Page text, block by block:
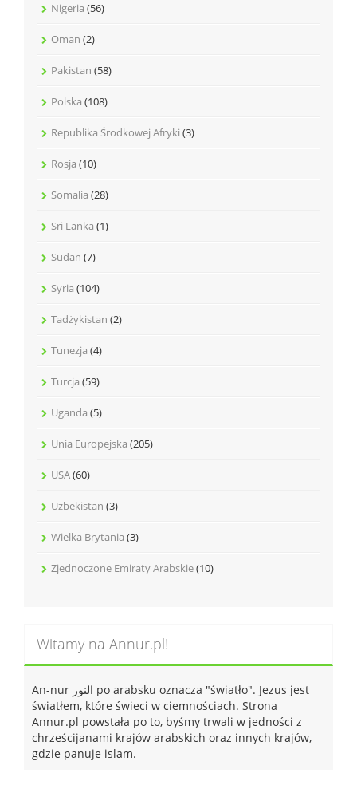
Nigeria (56)
Oman (2)
Pakistan (58)
Polska (108)
Republika Środkowej Afryki (3)
Rosja (10)
Somalia (28)
Sri Lanka (1)
Sudan (7)
Syria (104)
Tadżykistan (2)
Tunezja (4)
Turcja (59)
Uganda (5)
Unia Europejska (205)
USA(60)
Uzbekistan (3)
Wielka Brytania (3)
Zjednoczone Emiraty Arabskie(10)
Witamy na Annur.pl!
An-nur النور po arabsku oznacza "światło". Jezus jest
światłem, które świeci w ciemnościach. Strona
Annur.pl powstała po to, byśmy trwali w jedności z
chrześcijanami krajów arabskich oraz innych krajów,
gdzie panuje islam.